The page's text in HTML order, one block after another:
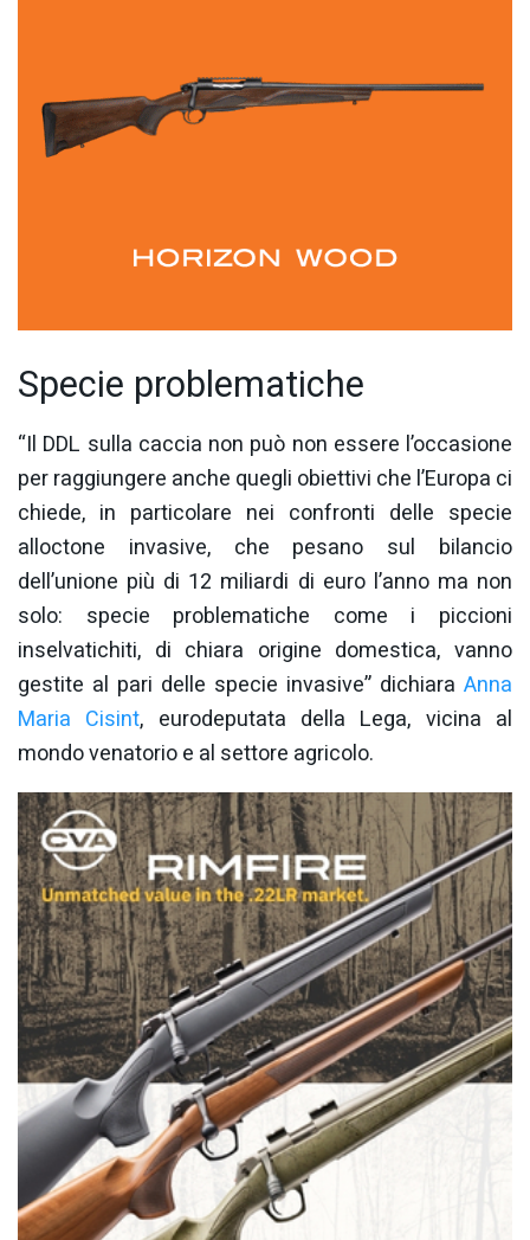
Specie problematiche
“Il DDL sulla caccia non può non essere l’occasione
per raggiungere anche quegli obiettivi che l’Europa ci
chiede, in particolare nei confronti delle specie
alloctone invasive, che pesano sul bilancio
dell’unione più di 12 miliardi di euro l’anno ma non
solo: specie problematiche come i piccioni
inselvatichiti, di chiara origine domestica, vanno
gestite al pari delle specie invasive” dichiara Anna
Maria Cisint, eurodeputata della Lega, vicina al
mondo venatorio e al settore agricolo.